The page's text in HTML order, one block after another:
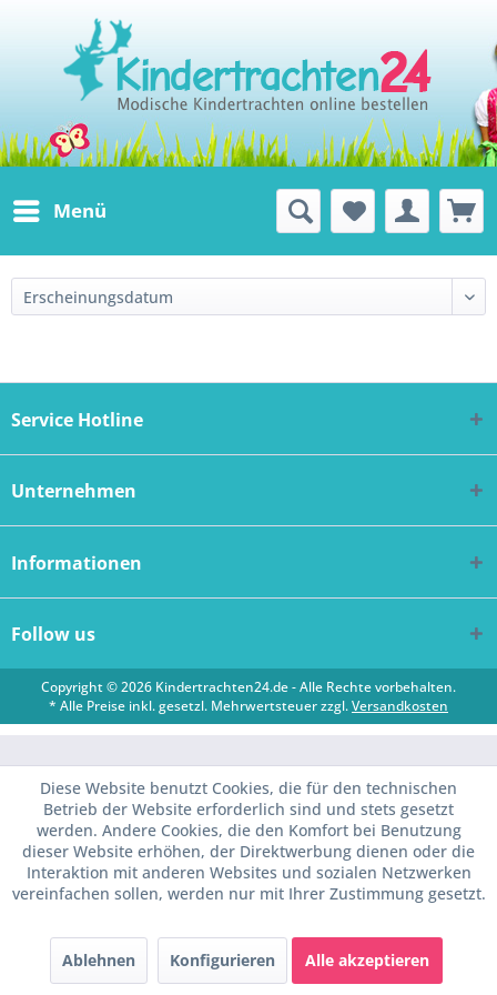
Menü
Service Hotline
Unternehmen
Informationen
Follow us
Copyright © 2026 Kindertrachten24.de - Alle Rechte vorbehalten.
* Alle Preise inkl. gesetzl. Mehrwertsteuer zzgl.Versandkosten
Diese Website benutzt Cookies, die für den technischen
Betrieb der Website erforderlich sind und stets gesetzt
werden. Andere Cookies, die den Komfort bei Benutzung
dieser Website erhöhen, der Direktwerbung dienen oder die
Interaktion mit anderen Websites und sozialen Netzwerken
vereinfachen sollen, werden nur mit Ihrer Zustimmung gesetzt.
Ablehnen Konfigurieren Alle akzeptieren